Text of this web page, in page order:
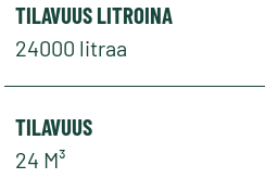
TILAVUUS LITROINA
24000 litraa
TILAVUUS
24 M³